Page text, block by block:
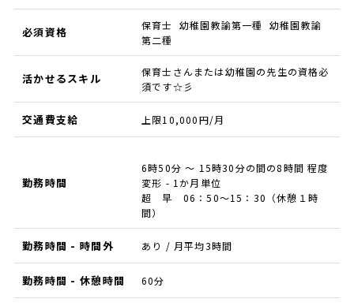
必須資格
保育士 幼稚園教諭第一種 幼稚園教諭
第二種
活かせるスキル
保育士さんまたは幼稚園の先生の資格必
須です☆彡
交通費支給 上限10,000円/月
勤務時間
6時50分 ～ 15時30分の間の8時間 程度
変形 - 1か月単位
超 早 06：50～15：30（休憩１時
間）
勤務時間 - 時間外 あり / 月平均3時間
勤務時間 - 休憩時間 60分